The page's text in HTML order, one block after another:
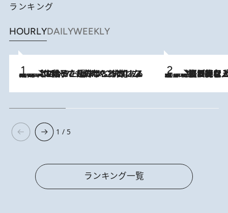
ランキング
HOURLYDAILYWEEKLY
2026.8.5
【阿川佐和子さんの年とる力】なぜ70代で始めた趣味は“こんなに楽しい”のか？ ピアノ、俳句…スランプに陥っても続けられる“ある秘訣”とは 2026.8.5
【なぜ吉沢亮は「気配を消せる」のか？】興行収入208億の『国宝』を経て挑むミュージカル『ディア・エヴァン・ハンセン』。トップ俳優が舞台上でさらけ出した“孤独”とは
1 / 5
ランキング一覧